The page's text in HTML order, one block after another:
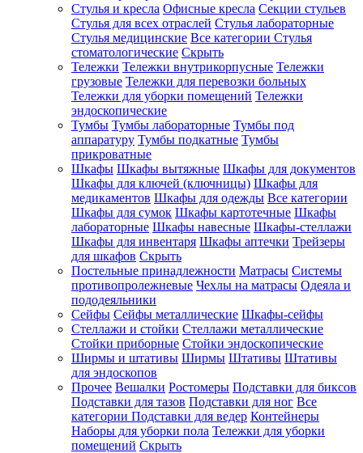
Стулья и кресла Офисные кресла Секции стульев
Стулья для всех отраслей Стулья лабораторные
Стулья медицинские Все категории Стулья
стоматологические Скрыть
Тележки Тележки внутрикорпусные Тележки
грузовые Тележки для перевозки больных
Тележки для уборки помещений Тележки
эндоскопические
Тумбы Тумбы лабораторные Тумбы под
аппаратуру Тумбы подкатные Тумбы
прикроватные
Шкафы Шкафы вытяжные Шкафы для документов
Шкафы для ключей (ключницы) Шкафы для
медикаментов Шкафы для одежды Все категории
Шкафы для сумок Шкафы картотечные Шкафы
лабораторные Шкафы навесные Шкафы-стеллажи
Шкафы для инвентаря Шкафы аптечки Трейзеры
для шкафов Скрыть
Постельные принадлежности Матрасы Системы
противопролежневые Чехлы на матрасы Одеяла и
пододеяльники
Сейфы Сейфы металлические Шкафы-сейфы
Стеллажи и стойки Стеллажи металлические
Стойки приборные Стойки эндоскопические
Ширмы и штативы Ширмы Штативы Штативы
для эндоскопов
Прочее Вешалки Ростомеры Подставки для биксов
Подставки для тазов Подставки для ног Все
категории Подставки для ведер Контейнеры
Наборы для уборки пола Тележки для уборки
помещений Скрыть